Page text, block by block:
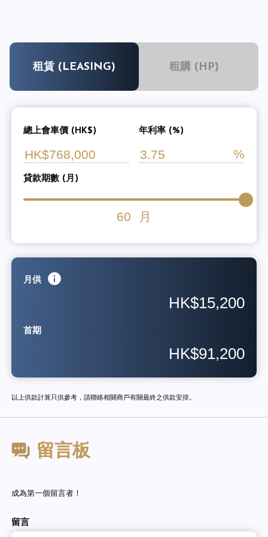
租賃 (LEASING) 租購 (HP)
總上會車價 (HK$) 年利率 (%)
貸款期數 (月)
60 月
月供
HK$15,200
首期
HK$91,200
以上供款計算只供參考，請聯絡相關商戶有關最終之供款安排。
留言板
成為第一個留言者！
留言